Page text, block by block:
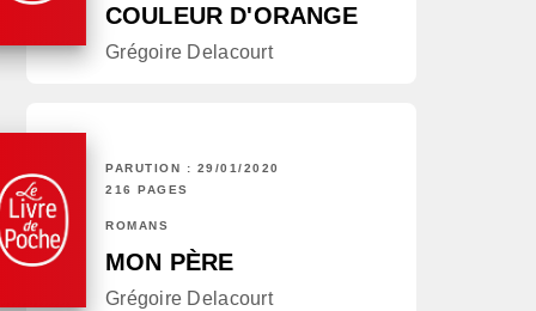
COULEUR D'ORANGE
Grégoire Delacourt
PARUTION : 29/01/2020
216 PAGES
ROMANS
MON PÈRE
Grégoire Delacourt